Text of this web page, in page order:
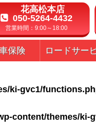
花高松本店
050-5264-4432
営業時間：9:00～18:00
保険 ロードサー
ki-gvc1/
content/themes/ki-